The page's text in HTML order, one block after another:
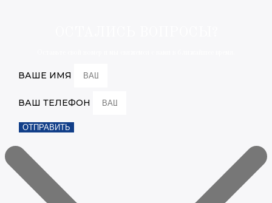
ВАШЕ ИМЯ
ВАШ ТЕЛЕФОН
ОТПРАВИТЬ